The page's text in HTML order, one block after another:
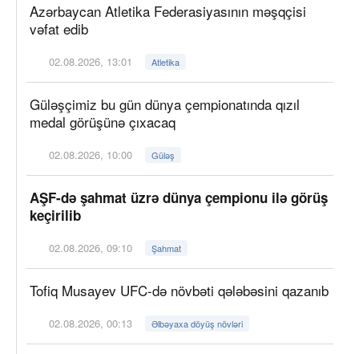
Azərbaycan Atletika Federasiyasının məşqçisi
vəfat edib
02.08.2026, 13:01 Atletika
Güləşçimiz bu gün dünya çempionatında qızıl
medal görüşünə çıxacaq
02.08.2026, 10:00 Güləş
AŞF-də şahmat üzrə dünya çempionu ilə görüş
keçirilib
02.08.2026, 09:10 Şahmat
Tofiq Musayev UFC-də növbəti qələbəsini qazanıb
02.08.2026, 00:13 Əlbəyaxa döyüş növləri